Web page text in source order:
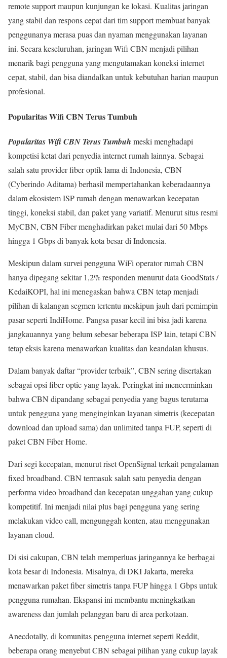
remote support maupun kunjungan ke lokasi. Kualitas jaringan
yang stabil dan respons cepat dari tim support membuat banyak
penggunanya merasa puas dan nyaman menggunakan layanan
ini. Secara keseluruhan, jaringan Wifi CBN menjadi pilihan
menarik bagi pengguna yang mengutamakan koneksi internet
cepat, stabil, dan bisa diandalkan untuk kebutuhan harian maupun
profesional.
Popularitas Wifi CBN Terus Tumbuh
Popularitas Wifi CBN Terus Tumbuh meski menghadapi
kompetisi ketat dari penyedia internet rumah lainnya. Sebagai
salah satu provider fiber optik lama di Indonesia, CBN
(Cyberindo Aditama) berhasil mempertahankan keberadaannya
dalam ekosistem ISP rumah dengan menawarkan kecepatan
tinggi, koneksi stabil, dan paket yang variatif. Menurut situs resmi
MyCBN, CBN Fiber menghadirkan paket mulai dari 50 Mbps
hingga 1 Gbps di banyak kota besar di Indonesia.
Meskipun dalam survei pengguna WiFi operator rumah CBN
hanya dipegang sekitar 1,2% responden menurut data GoodStats /
KedaiKOPI, hal ini menegaskan bahwa CBN tetap menjadi
pilihan di kalangan segmen tertentu meskipun jauh dari pemimpin
pasar seperti IndiHome. Pangsa pasar kecil ini bisa jadi karena
jangkauannya yang belum sebesar beberapa ISP lain, tetapi CBN
tetap eksis karena menawarkan kualitas dan keandalan khusus.
Dalam banyak daftar “provider terbaik”, CBN sering disertakan
sebagai opsi fiber optic yang layak. Peringkat ini mencerminkan
bahwa CBN dipandang sebagai penyedia yang bagus terutama
untuk pengguna yang menginginkan layanan simetris (kecepatan
download dan upload sama) dan unlimited tanpa FUP, seperti di
paket CBN Fiber Home.
Dari segi kecepatan, menurut riset OpenSignal terkait pengalaman
fixed broadband. CBN termasuk salah satu penyedia dengan
performa video broadband dan kecepatan unggahan yang cukup
kompetitif. Ini menjadi nilai plus bagi pengguna yang sering
melakukan video call, mengunggah konten, atau menggunakan
layanan cloud.
Di sisi cakupan, CBN telah memperluas jaringannya ke berbagai
kota besar di Indonesia. Misalnya, di DKI Jakarta, mereka
menawarkan paket fiber simetris tanpa FUP hingga 1 Gbps untuk
pengguna rumahan. Ekspansi ini membantu meningkatkan
awareness dan jumlah pelanggan baru di area perkotaan.
Anecdotally, di komunitas pengguna internet seperti Reddit,
beberapa orang menyebut CBN sebagai pilihan yang cukup layak